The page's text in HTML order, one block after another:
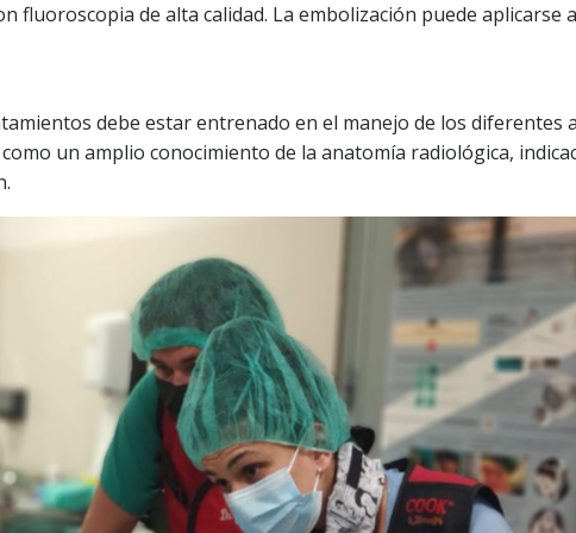
fluoroscopia de alta calidad. La embolización puede aplicarse
debe estar entrenado en el manejo de los diferentes
un amplio conocimiento de la anatomía radiológica,